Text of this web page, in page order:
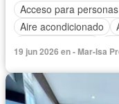
Acceso para
Aire acondicionado
Gas natural
Jacuzzi
Seguridad
Wifi
19 jun 2026 en - Mar-Isa